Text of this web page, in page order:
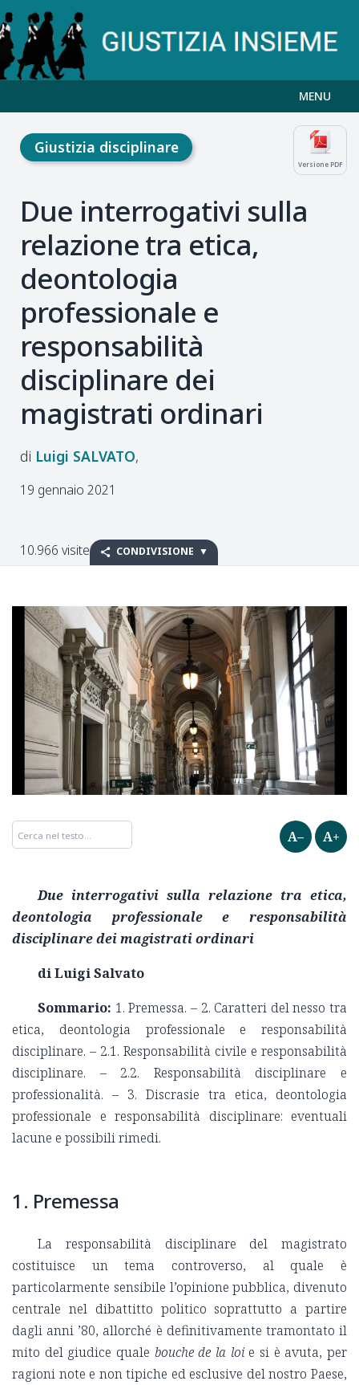
MENU
Versione PDF
Giustizia disciplinare
Due interrogativi sulla
relazione tra etica,
deontologia
professionale e
responsabilità
disciplinare dei
magistrati ordinari
Luigi SALVATO
19 gennaio 2021
10.966 visite CONDIVISIONE
A– A+
Due interrogativi sulla relazione tra etica,
deontologia professionale e responsabilità
disciplinare dei magistrati ordinari
di Luigi Salvato
Sommario: 1. Premessa. – 2. Caratteri del nesso tra
etica, deontologia professionale e responsabilità
disciplinare. – 2.1. Responsabilità civile e responsabilità
disciplinare. – 2.2. Responsabilità disciplinare e
professionalità. – 3. Discrasie tra etica, deontologia
professionale e responsabilità disciplinare: eventuali
lacune e possibili rimedi.
1. Premessa
La responsabilità disciplinare del magistrato
costituisce un tema controverso, al quale è
particolarmente sensibile l’opinione pubblica, divenuto
centrale nel dibattitto politico soprattutto a partire
dagli anni ’80, allorché è definitivamente tramontato il
mito del giudice quale bouche de la loie si è avuta, per
ragioni note e non tipiche ed esclusive del nostro Paese,